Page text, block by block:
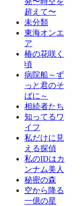
超えて〜
未分類
東海オンエ
ア
椿の花咲く
頃
病院船～ず
っと君のそ
ばに～
相続者たち
知ってるワ
イフ
私だけに見
える探偵
私のIDはカ
ンナム美人
秘密の森
空から降る
一億の星